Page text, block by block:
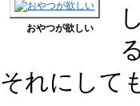
おやつが欲しい
それにして